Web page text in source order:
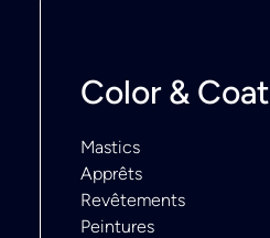
Color & Coat
Mastics
Apprêts
Revêtements
Peintures